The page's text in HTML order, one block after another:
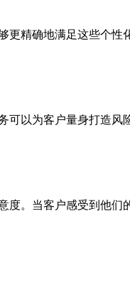
更精确地满足这些个
以为客户量身打造
。当客户感受到他